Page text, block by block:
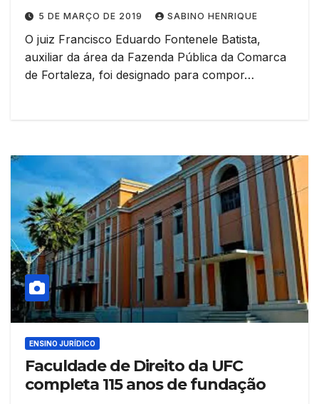
5 DE MARÇO DE 2019 SABINO HENRIQUE
O juiz Francisco Eduardo Fontenele Batista,
auxiliar da área da Fazenda Pública da Comarca
de Fortaleza, foi designado para compor…
ENSINO JURÍDICO
Faculdade de Direito da UFC
completa 115 anos de fundação